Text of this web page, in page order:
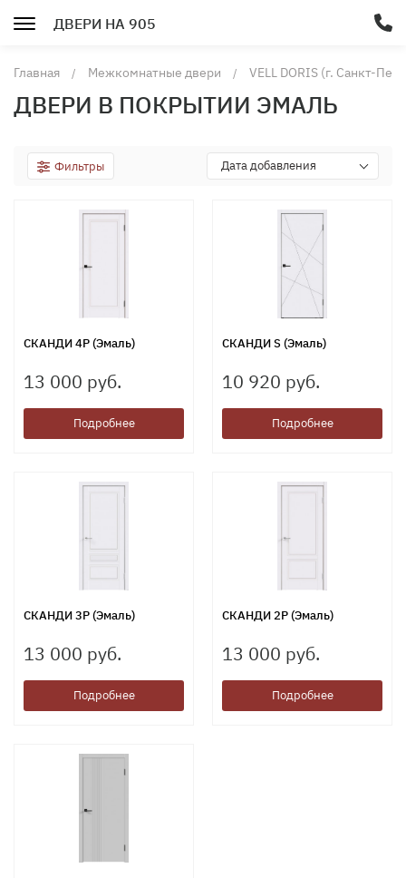
ДВЕРИ НА 905
Главная Межкомнатные двери VELL DORIS (г. Санкт-
ДВЕРИ В ПОКРЫТИИ ЭМАЛЬ
Фильтры Дата добавления
СКАНДИ 4P (Эмаль)
13 000 руб.
Подробнее
СКАНДИ S (Эмаль)
10 920 руб.
Подробнее
СКАНДИ 3P (Эмаль)
13 000 руб.
Подробнее
СКАНДИ 2P (Эмаль)
13 000 руб.
Подробнее